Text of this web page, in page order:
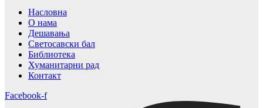
Насловна
О нама
Дешавања
Светосавски бал
Библиотека
Хуманитарни рад
Контакт
Facebook-f